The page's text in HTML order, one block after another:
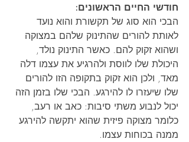
חודשי החיים הראשונים:
הבכי הוא סוג של תקשורת והוא נועד
לאותת להורים שהתינוק שלהם במצוקה
ושהוא זקוק להם. כאשר התינוק נולד,
היכולת שלו לווסת ולהרגיע את עצמו דלה
מאד, ולכן הוא זקוק בתקופה הזו להורים
שלו שיעזרו לו להירגע. הבכי שלו בזמן הזה
יכול לנבוע משתי סיבות: כאב או רעב,
כלומר מצוקה פיזית שהוא יתקשה להירגע
ממנה בכוחות עצמו.